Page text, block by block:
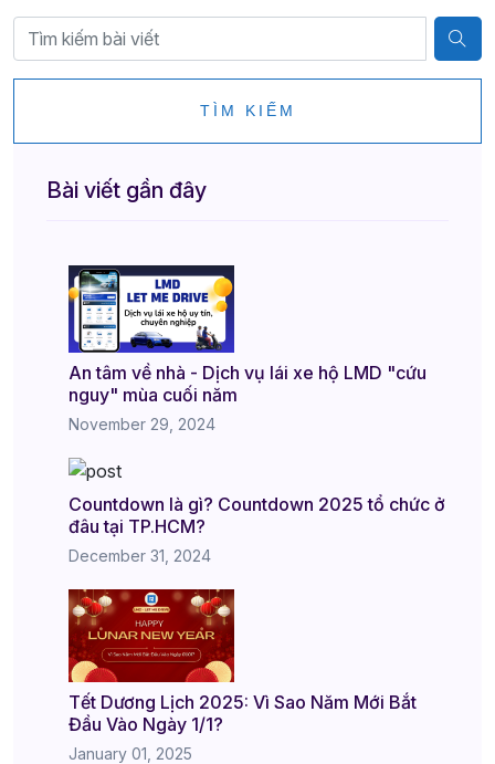
TÌM KIẾM
Bài viết gần đây
An tâm về nhà - Dịch vụ lái xe hộ LMD "cứu
nguy" mùa cuối năm
November 29, 2024
Countdown là gì? Countdown 2025 tổ chức ở
đâu tại TP.HCM?
December 31, 2024
Tết Dương Lịch 2025: Vì Sao Năm Mới Bắt
Đầu Vào Ngày 1/1?
January 01, 2025